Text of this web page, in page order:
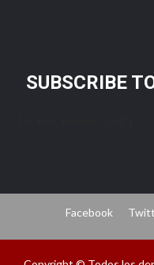
SUBSCRIBE
Facebook